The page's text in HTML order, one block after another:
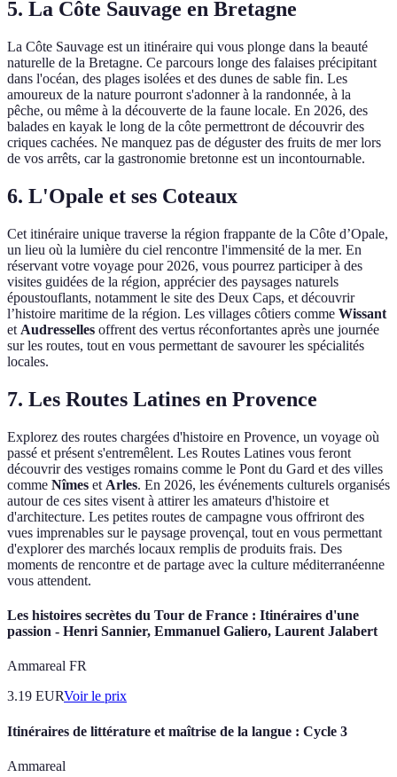
5. La Côte Sauvage en Bretagne
La Côte Sauvage est un itinéraire qui vous plonge dans la beauté
naturelle de la Bretagne. Ce parcours longe des falaises précipitant
dans l'océan, des plages isolées et des dunes de sable fin. Les
amoureux de la nature pourront s'adonner à la randonnée, à la
pêche, ou même à la découverte de la faune locale. En 2026, des
balades en kayak le long de la côte permettront de découvrir des
criques cachées. Ne manquez pas de déguster des fruits de mer lors
de vos arrêts, car la gastronomie bretonne est un incontournable.
6. L'Opale et ses Coteaux
Cet itinéraire unique traverse la région frappante de la Côte d’Opale,
un lieu où la lumière du ciel rencontre l'immensité de la mer. En
réservant votre voyage pour 2026, vous pourrez participer à des
visites guidées de la région, apprécier des paysages naturels
époustouflants, notamment le site des Deux Caps, et découvrir
l’histoire maritime de la région. Les villages côtiers comme Wissant
et Audresselles offrent des vertus réconfortantes après une journée
sur les routes, tout en vous permettant de savourer les spécialités
locales.
7. Les Routes Latines en Provence
Explorez des routes chargées d'histoire en Provence, un voyage où
passé et présent s'entremêlent. Les Routes Latines vous feront
découvrir des vestiges romains comme le Pont du Gard et des villes
comme Nîmes et Arles. En 2026, les événements culturels organisés
autour de ces sites visent à attirer les amateurs d'histoire et
d'architecture. Les petites routes de campagne vous offriront des
vues imprenables sur le paysage provençal, tout en vous permettant
d'explorer des marchés locaux remplis de produits frais. Des
moments de rencontre et de partage avec la culture méditerranéenne
vous attendent.
Les histoires secrètes du Tour de France : Itinéraires d'une
passion - Henri Sannier, Emmanuel Galiero, Laurent Jalabert
Ammareal FR
3.19 EURVoir le prix
Itinéraires de littérature et maîtrise de la langue : Cycle 3
Ammareal